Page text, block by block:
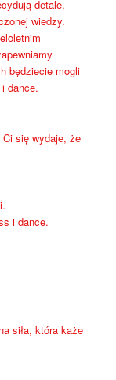
detale,
wiedzy.
będziecie mogli
dance.
się wydaje, że
i dance.
siła, która każe